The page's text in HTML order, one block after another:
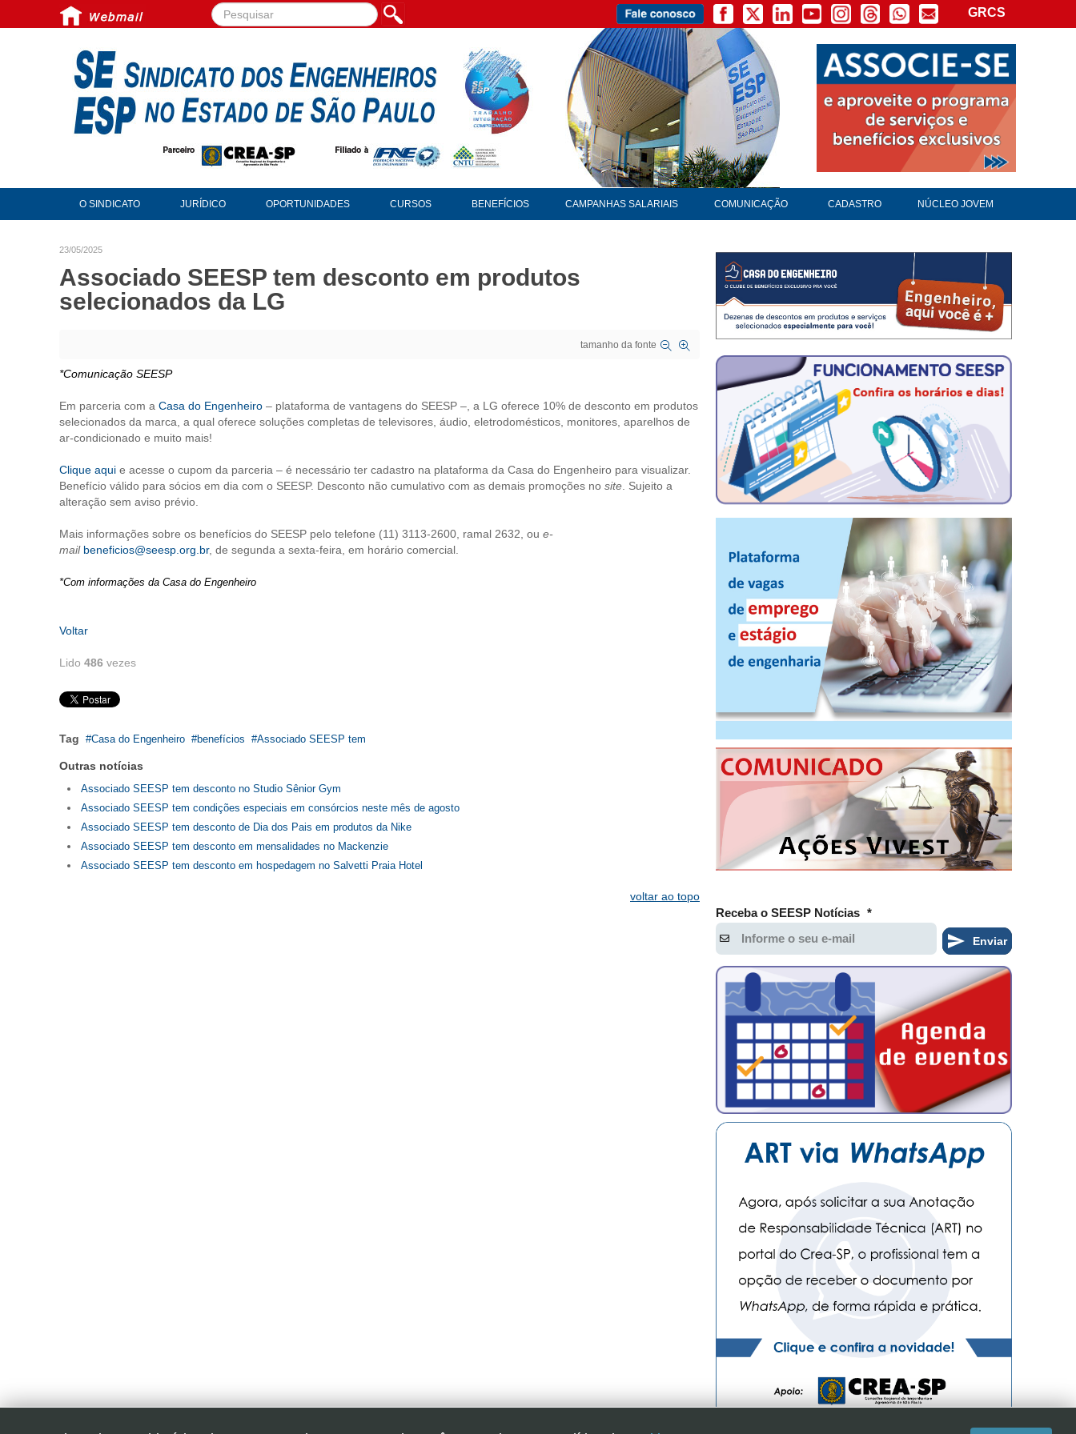
Pesquisar... GRCS
O SINDICATO JURÍDICO OPORTUNIDADES CURSOS BENEFÍCIOS CAMPANHAS SALARIAIS COMUNICAÇÃO CADASTRO NÚCLEO JOVEM
23/05/2025
Associado SEESP tem desconto em produtos
selecionados da LG
tamanho da fonte
*Comunicação SEESP
Em parceria com a Casa do Engenheiro – plataforma de vantagens do SEESP –, a LG oferece 10% de desconto em produtos
selecionados da marca, a qual oferece soluções completas de televisores, áudio, eletrodomésticos, monitores, aparelhos de
ar-condicionado e muito mais!
Clique aqui e acesse o cupom da parceria – é necessário ter cadastro na plataforma da Casa do Engenheiro para visualizar.
Benefício válido para sócios em dia com o SEESP. Desconto não cumulativo com as demais promoções no site . Sujeito a
alteração sem aviso prévio.
Mais informações sobre os benefícios do SEESP pelo telefone (11) 3113-2600, ramal 2632, ou e-
mail beneficios@seesp.org.br, de segunda a sexta-feira, em horário comercial.
*Com informações da Casa do Engenheiro
Voltar
Lido 486 vezes
Tag Casa do Engenheiro benefícios Associado SEESP tem
Outras notícias
Associado SEESP tem desconto no Studio Sênior Gym
Associado SEESP tem condições especiais em consórcios neste mês de agosto
Associado SEESP tem desconto de Dia dos Pais em produtos da Nike
Associado SEESP tem desconto em mensalidades no Mackenzie
Associado SEESP tem desconto em hospedagem no Salvetti Praia Hotel
voltar ao topo
Receba o SEESP Notícias *
Enviar